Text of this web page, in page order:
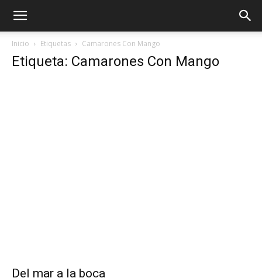
Inicio Etiquetas Camarones Con Mango
Etiqueta: Camarones Con Mango
Del mar a la boca